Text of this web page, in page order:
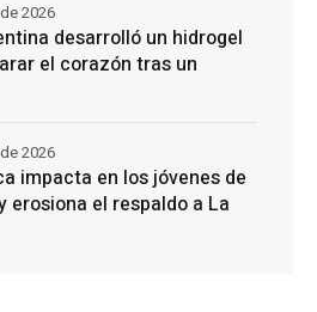
desarrolló un hidrogel
el corazón tras un
2026
impacta en los jóvenes de
erosiona el respaldo a La
2026